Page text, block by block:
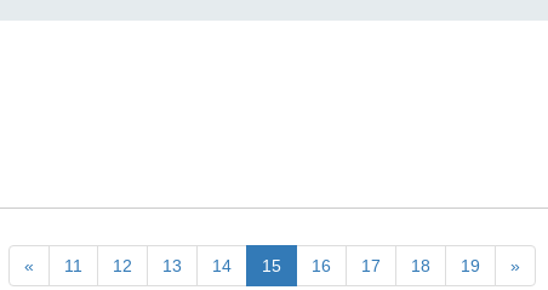
« 11 12 13 14 15 16 17 18 19 »